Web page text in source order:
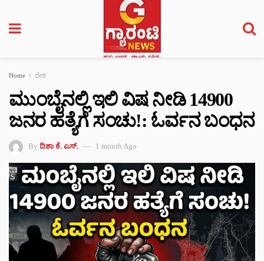
Home ದೇಶ
ಮುಂಬೈನಲ್ಲಿ ಇಲಿ ವಿಷ ನೀಡಿ 14900
ಜನರ ಹತ್ಯೆಗೆ ಸಂಚು!: ಓರ್ವನ ಬಂಧನ
By ದಿಶಾ ಕೆ. ಎಸ್. 1 month Ago